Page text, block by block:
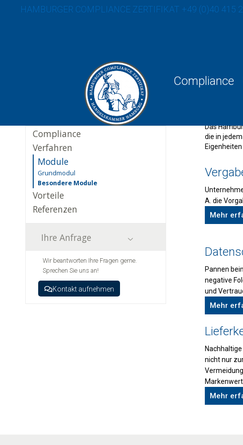
HAMBURGER COMPLIANCE ZERTIFIKAT +49 (0)40 415
Compliance
Informationen
Compliance
Verfahren
Module
Grundmodul
Besondere Module
Vorteile
Referenzen
Ihre Anfrage
Wir beantworten Ihre Fragen gerne.
Sprechen Sie uns an!
Kontakt aufnehmen
Das
die in
A. die
Mehr
Pannen
negative
und
Mehr
nicht nur
Mehr